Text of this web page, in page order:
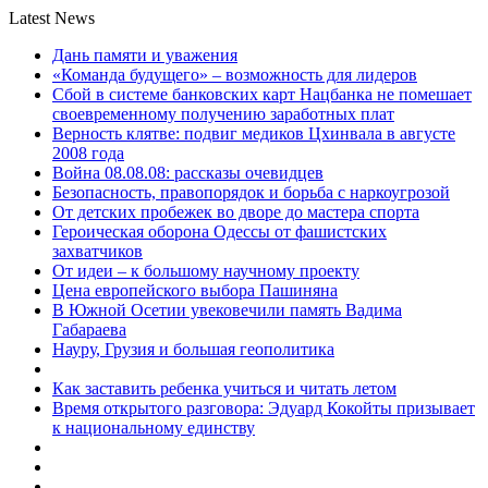
Latest News
Дань памяти и уважения
«Команда будущего» – возможность для лидеров
Сбой в системе банковских карт Нацбанка не помешает
своевременному получению заработных плат
Верность клятве: подвиг медиков Цхинвала в августе
2008 года
Война 08.08.08: рассказы очевидцев
Безопасность, правопорядок и борьба с наркоугрозой
От детских пробежек во дворе до мастера спорта
Героическая оборона Одессы от фашистских
захватчиков
От идеи – к большому научному проекту
Цена европейского выбора Пашиняна
В Южной Осетии увековечили память Вадима
Габараева
Науру, Грузия и большая геополитика
Как заставить ребенка учиться и читать летом
Время открытого разговора: Эдуард Кокойты призывает
к национальному единству